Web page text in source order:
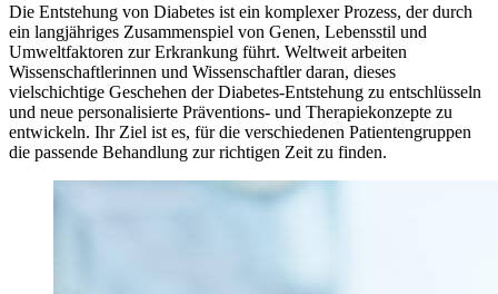
Die Entstehung von Diabetes ist ein komplexer Prozess, der durch
ein langjähriges Zusammenspiel von Genen, Lebensstil und
Umweltfaktoren zur Erkrankung führt. Weltweit arbeiten
Wissenschaftlerinnen und Wissenschaftler daran, dieses
vielschichtige Geschehen der Diabetes-Entstehung zu entschlüsseln
und neue personalisierte Präventions- und Therapiekonzepte zu
entwickeln. Ihr Ziel ist es, für die verschiedenen Patientengruppen
die passende Behandlung zur richtigen Zeit zu finden.